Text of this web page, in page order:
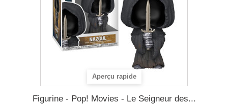
Aperçu rapide
Figurine - Pop! Movies - Le Seigneur des...